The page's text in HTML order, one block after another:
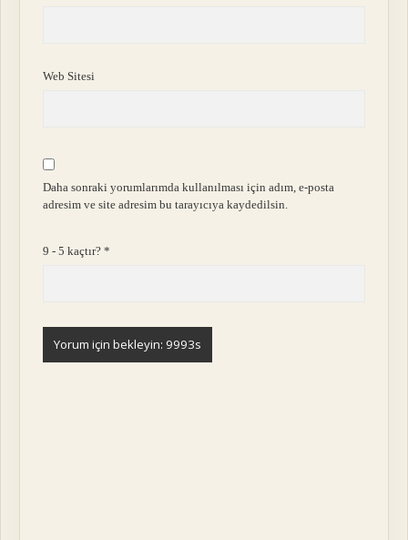
Web Sitesi
Daha sonraki yorumlarımda kullanılması için adım, e-posta
adresim ve site adresim bu tarayıcıya kaydedilsin.
9 - 5 kaçtır?*